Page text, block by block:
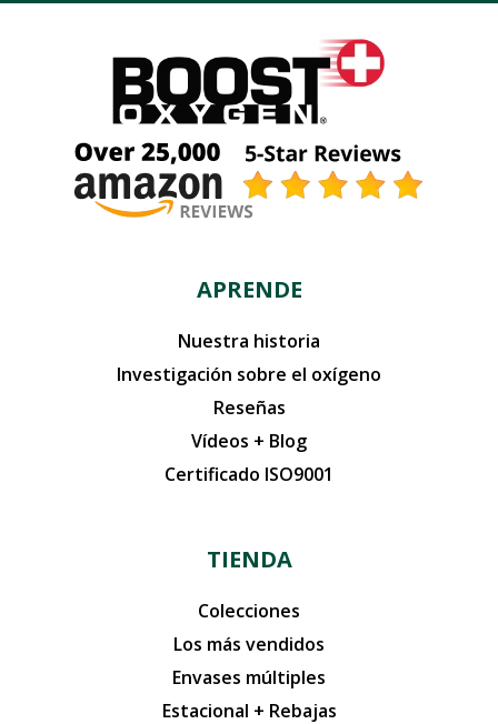
$.
APRENDE
Nuestra historia
Investigación sobre el oxígeno
Reseñas
Vídeos + Blog
Certificado ISO9001
TIENDA
Colecciones
Los más vendidos
Envases múltiples
Estacional + Rebajas